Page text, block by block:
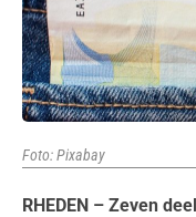
Foto: Pixabay
RHEDEN – Zeven